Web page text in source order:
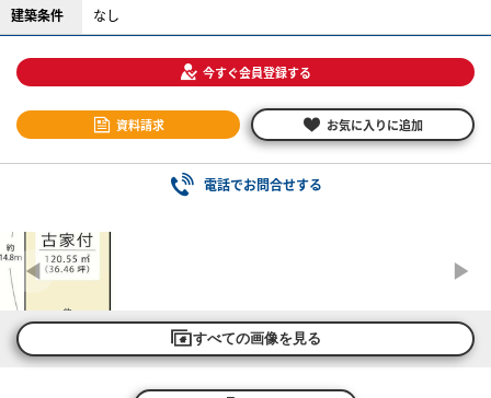
建築条件 なし
今すぐ会員登録する
資料請求 お気に入りに追加
電話でお問合せする
すべての画像を見る